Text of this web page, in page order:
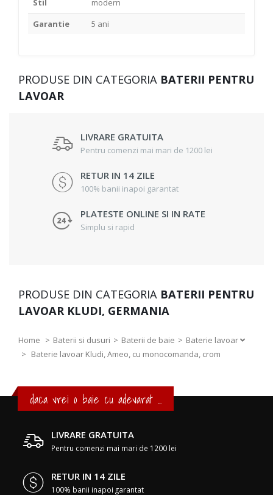
Garantie
5 ani
PRODUSE DIN CATEGORIA BATERII PENTRU
LAVOAR
LIVRARE GRATUITA
Pentru comenzi mai mari de 1200 lei
RETUR IN 14 ZILE
100% banii inapoi garantat
PLATESTE ONLINE SI IN RATE
Simplu si rapid
PRODUSE DIN CATEGORIA BATERII PENTRU
LAVOAR KLUDI, GERMANIA
Home Baterii si dusuri Baterii de baie
Baterie lavoar
> Baterie lavoar Kludi, Ameo, cu monocomanda, crom
daca vrei o baie cu adevarat ...
LIVRARE GRATUITA
Pentru comenzi mai mari de 1200 lei
RETUR IN 14 ZILE
100% banii inapoi garantat